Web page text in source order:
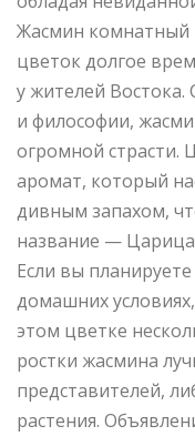
Жасмин комнатный
цветок долгое
у жителей Востока.
и философии,
огромной страсти.
аромат, который
дивным запахом,
название —
Если вы
домашних
этом цветке
ростки жасмина
представителей,
растения.